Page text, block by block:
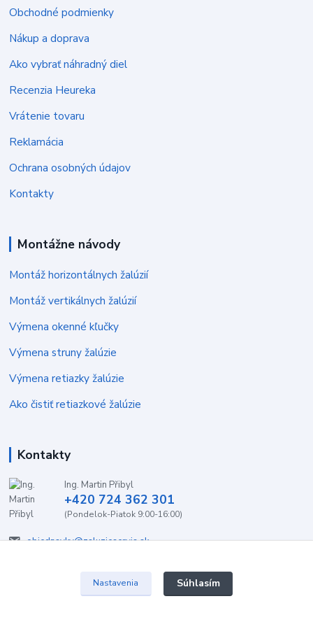
Obchodné podmienky
Nákup a doprava
Ako vybrať náhradný diel
Recenzia Heureka
Vrátenie tovaru
Reklamácia
Ochrana osobných údajov
Kontakty
Montážne návody
Montáž horizontálnych žalúzií
Montáž vertikálnych žalúzií
Výmena okenné kľučky
Výmena struny žalúzie
Výmena retiazky žalúzie
Ako čistiť retiazkové žalúzie
Kontakty
Ing. Martin Přibyl
+420 724 362 301
(Pondelok-Piatok 9:00-16:00)
objednavky@zaluzieservis.sk
Nastavenia Súhlasím